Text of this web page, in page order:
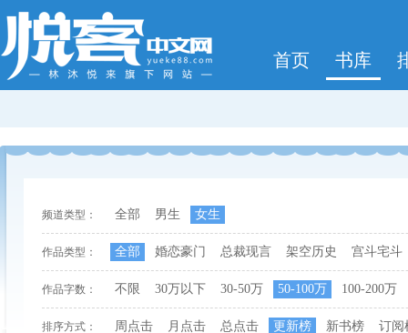
首页 书库
频道类型： 全部 男生 女生
作品类型： 全部 婚恋豪门 总裁现言 架空历史 宫斗宅斗
作品字数： 不限 30万以下 30-50万 50-100万 100-200万
排序方式： 周点击 月点击 总点击 更新榜 新书榜 订阅